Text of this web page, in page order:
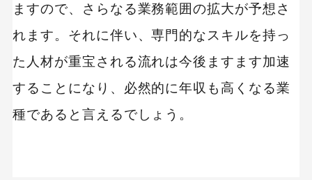
ますので、さらなる業務範囲の拡大が予想さ
れます。それに伴い、専門的なスキルを持っ
た人材が重宝される流れは今後ますます加速
することになり、必然的に年収も高くなる業
種であると言えるでしょう。